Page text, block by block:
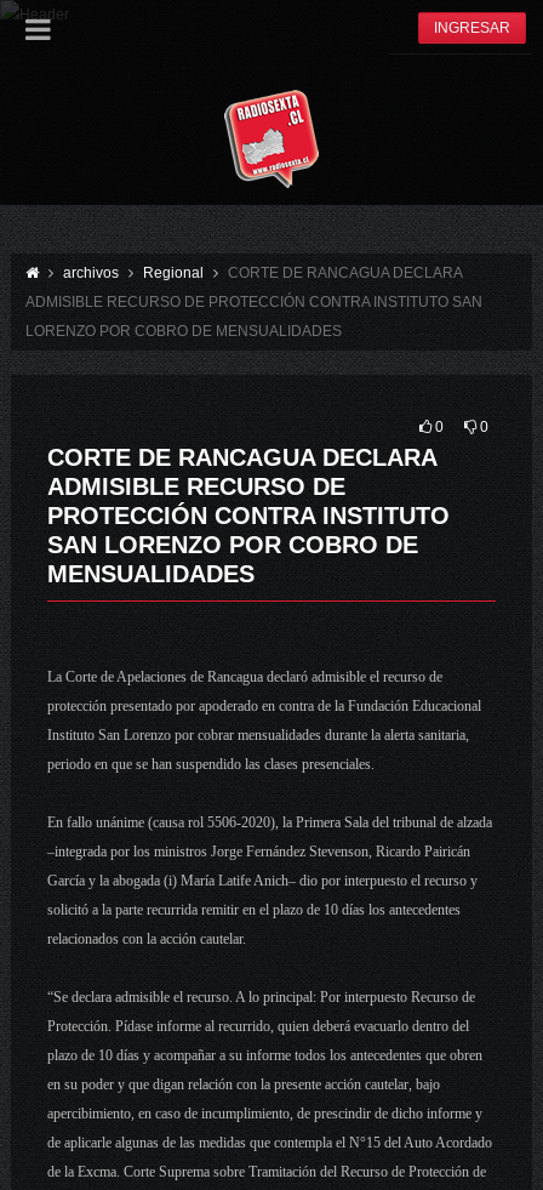
INGRESAR
archivos Regional
CORTE DE RANCAGUA DECLARA
ADMISIBLE RECURSO DE PROTECCIÓN CONTRA INSTITUTO SAN
LORENZO POR COBRO DE MENSUALIDADES
0 0
CORTE DE RANCAGUA DECLARA
ADMISIBLE RECURSO DE
PROTECCIÓN CONTRA INSTITUTO
SAN LORENZO POR COBRO DE
MENSUALIDADES
La Corte de Apelaciones de Rancagua declaró admisible el recurso de
protección presentado por apoderado en contra de la Fundación Educacional
Instituto San Lorenzo por cobrar mensualidades durante la alerta sanitaria,
periodo en que se han suspendido las clases presenciales.
En fallo unánime (causa rol 5506-2020), la Primera Sala del tribunal de alzada
–integrada por los ministros Jorge Fernández Stevenson, Ricardo Pairicán
García y la abogada (i) María Latife Anich– dio por interpuesto el recurso y
solicitó a la parte recurrida remitir en el plazo de 10 días los antecedentes
relacionados con la acción cautelar.
“Se declara admisible el recurso. A lo principal: Por interpuesto Recurso de
Protección. Pídase informe al recurrido, quien deberá evacuarlo dentro del
plazo de 10 días y acompañar a su informe todos los antecedentes que obren
en su poder y que digan relación con la presente acción cautelar, bajo
apercibimiento, en caso de incumplimiento, de prescindir de dicho informe y
de aplicarle algunas de las medidas que contempla el N°15 del Auto Acordado
de la Excma. Corte Suprema sobre Tramitación del Recurso de Protección de